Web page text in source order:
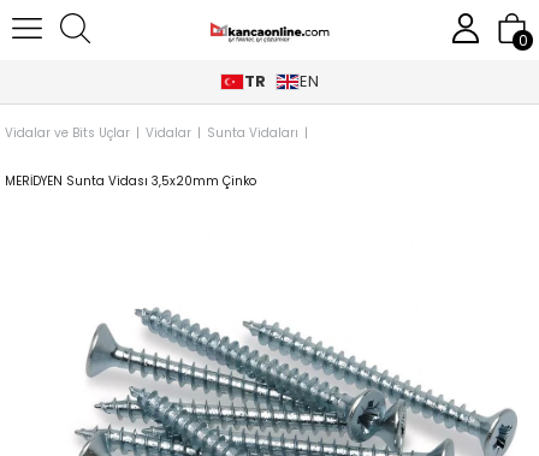
0
TR EN
Hırdavat Malzemeleri Vida, Kimyasal, Sarf Malzemeleri
Vidalar ve Bits Uçlar Vidalar Sunta Vidaları
MERİDYEN Sunta Vidası 3,5x20mm Çinko